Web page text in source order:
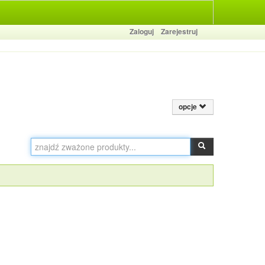
Zaloguj
Zarejestruj
opcje